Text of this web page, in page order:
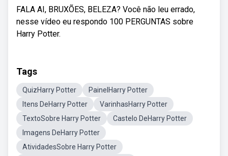
FALA AI, BRUXÕES, BELEZA? Você não leu errado,
nesse vídeo eu respondo 100 PERGUNTAS sobre
Harry Potter.
Tags
QuizHarry Potter
PainelHarry Potter
Itens DeHarry Potter
VarinhasHarry Potter
TextoSobre Harry Potter
Castelo DeHarry Potter
Imagens DeHarry Potter
AtividadesSobre Harry Potter